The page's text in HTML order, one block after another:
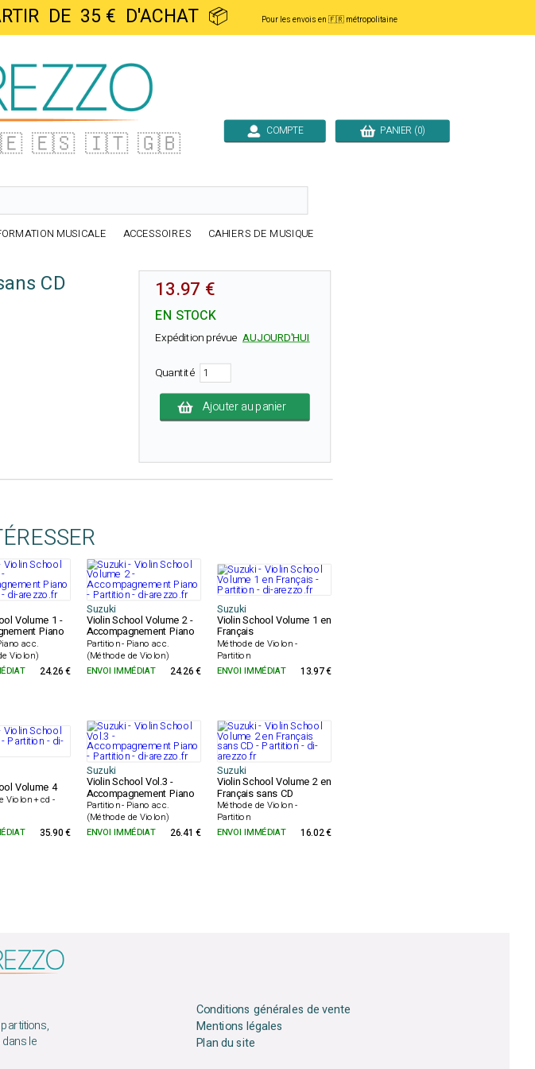
DE 35 € D'ACHAT 📦 Pour les envois en 🇫🇷 métropolitaine
🇪🇸 🇮🇹 🇬🇧 COMPTE PANIER (0)
MUSICALE ACCESSOIRES CAHIERS DE MUSIQUE
CD 13.97 €
EN STOCK
Expédition prévue AUJOURD'HUI
Quantité
Ajouter au panier
Suzuki
Suzuki
Volume 1 -
Piano
acc.
Violon)
Violin School Volume 2 -
Accompagnement Piano
Partition - Piano acc.
(Méthode de Violon)
Violin School Volume 1 en
Français
Méthode de Violon -
Partition
24.26 € ENVOI IMMÉDIAT 24.26 € ENVOI IMMÉDIAT 13.97 €
Suzuki
Suzuki
Volume 4
Violon + cd -
Violin School Vol.3 -
Accompagnement Piano
Partition - Piano acc.
(Méthode de Violon)
Violin School Volume 2 en
Français sans CD
Méthode de Violon -
Partition
35.90 € ENVOI IMMÉDIAT 26.41 € ENVOI IMMÉDIAT 16.02 €
le
Conditions générales de vente
Mentions légales
Plan du site